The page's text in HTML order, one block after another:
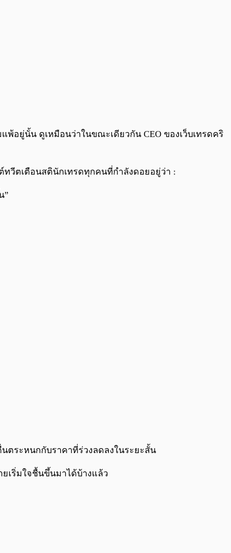
0:00
อยู่นั้น ดูเหมือนว่าในขณะเดียวกัน CEO ของเว็บเทรดคริ
ต์ทวีตเตือนสตินักเทรดทุกคนที่กำลังดอยอยู่ว่า :
”
ตระหนกกับราคาที่ร่วงลดลงในระยะสั้น
เริ่มใจชื้นขึ้นมาได้บ้างแล้ว